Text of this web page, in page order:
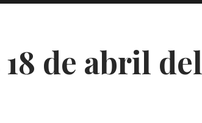
de abril del